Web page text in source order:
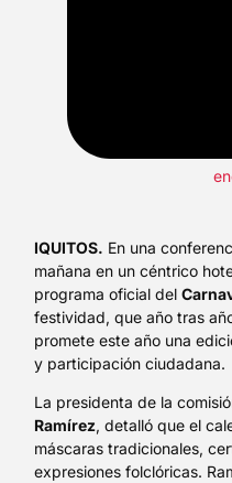
IQUITOS. En una
mañana en un céntrico
programa oficial del
festividad, que año tras
promete este año una
y participación ciudadana.
La presidenta de la
Ramírez, detalló que el
máscaras tradicionales,
expresiones folclóricas.